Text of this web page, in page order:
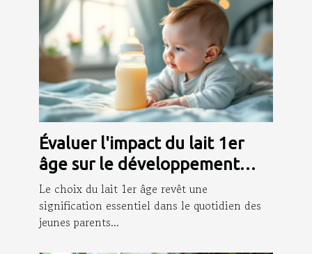
Évaluer l'impact du lait 1er
âge sur le développement
initial des nourrissons
Le choix du lait 1er âge revêt une
signification essentiel dans le quotidien des
jeunes parents...